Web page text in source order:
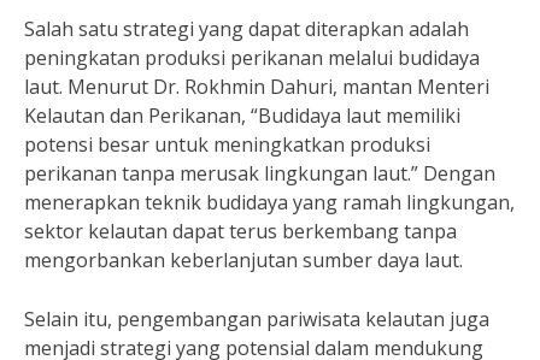
Salah satu strategi yang dapat diterapkan adalah
peningkatan produksi perikanan melalui budidaya
laut. Menurut Dr. Rokhmin Dahuri, mantan Menteri
Kelautan dan Perikanan, “Budidaya laut memiliki
potensi besar untuk meningkatkan produksi
perikanan tanpa merusak lingkungan laut.” Dengan
menerapkan teknik budidaya yang ramah lingkungan,
sektor kelautan dapat terus berkembang tanpa
mengorbankan keberlanjutan sumber daya laut.
Selain itu, pengembangan pariwisata kelautan juga
menjadi strategi yang potensial dalam mendukung